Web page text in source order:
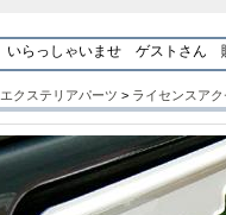
いらっしゃいませ ゲストさん
エクステリアパーツ > ライセンスア